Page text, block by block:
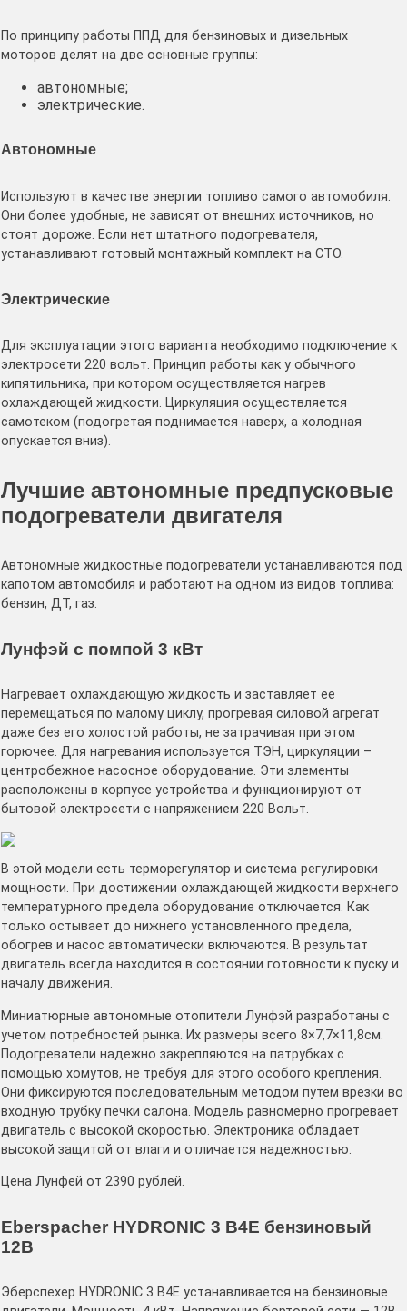
По принципу работы ППД для бензиновых и дизельных
моторов делят на две основные группы:
автономные;
электрические.
Автономные
Используют в качестве энергии топливо самого автомобиля.
Они более удобные, не зависят от внешних источников, но
стоят дороже. Если нет штатного подогревателя,
устанавливают готовый монтажный комплект на СТО.
Электрические
Для эксплуатации этого варианта необходимо подключение к
электросети 220 вольт. Принцип работы как у обычного
кипятильника, при котором осуществляется нагрев
охлаждающей жидкости. Циркуляция осуществляется
самотеком (подогретая поднимается наверх, а холодная
опускается вниз).
Лучшие автономные предпусковые
подогреватели двигателя
Автономные жидкостные подогреватели устанавливаются под
капотом автомобиля и работают на одном из видов топлива:
бензин, ДТ, газ.
Лунфэй с помпой 3 кВт
Нагревает охлаждающую жидкость и заставляет ее
перемещаться по малому циклу, прогревая силовой агрегат
даже без его холостой работы, не затрачивая при этом
горючее. Для нагревания используется ТЭН, циркуляции –
центробежное насосное оборудование. Эти элементы
расположены в корпусе устройства и функционируют от
бытовой электросети с напряжением 220 Вольт.
В этой модели есть терморегулятор и система регулировки
мощности. При достижении охлаждающей жидкости верхнего
температурного предела оборудование отключается. Как
только остывает до нижнего установленного предела,
обогрев и насос автоматически включаются. В результат
двигатель всегда находится в состоянии готовности к пуску и
началу движения.
Миниатюрные автономные отопители Лунфэй разработаны с
учетом потребностей рынка. Их размеры всего 8×7,7×11,8см.
Подогреватели надежно закрепляются на патрубках с
помощью хомутов, не требуя для этого особого крепления.
Они фиксируются последовательным методом путем врезки во
входную трубку печки салона. Модель равномерно прогревает
двигатель с высокой скоростью. Электроника обладает
высокой защитой от влаги и отличается надежностью.
Цена Лунфей от 2390 рублей.
Eberspacher HYDRONIC 3 B4E бензиновый
12В
Эберспехер HYDRONIC 3 B4E устанавливается на бензиновые